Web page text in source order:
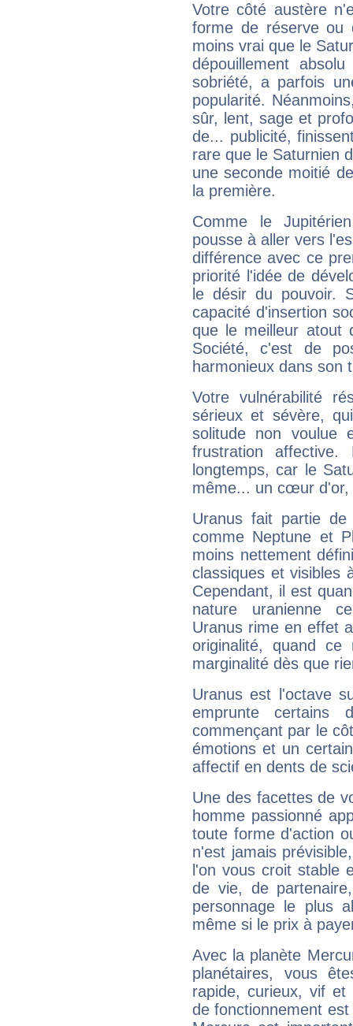
Votre côté austère
forme de réserve
moins vrai que le
dépouillement
sobriété, a parfois
popularité.
sûr, lent, sage et
de... publicité,
rare que le Saturnien
une seconde moitié
la première.
Comme le
pousse à aller vers
différence avec ce
priorité l'idée de
le désir du pouvoir.
capacité d'insertion
que le meilleur atout
Société, c'est de
harmonieux dans son
Votre vulnérabilité
sérieux et sévère,
solitude non voulue
frustration
longtemps, car le
même... un cœur d'or,
Uranus fait partie
comme Neptune et
moins nettement
classiques et visibles
Cependant, il est
nature uranienne
Uranus rime en effet
originalité, quand ce
marginalité dès que
Uranus est l'octave
emprunte
commençant par le
émotions et un
affectif en dents de
Une des facettes de
homme passionné
toute forme d'action
n'est jamais
l'on vous croit stable
de vie, de
personnage le plus
même si le prix à
Avec la planète
planétaires, vous
rapide, curieux, vif et
de fonctionnement